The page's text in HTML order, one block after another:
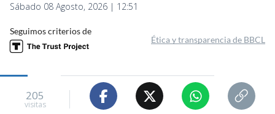
Sábado 08 Agosto, 2026 | 12:51
Seguimos criterios de
Ética y transparencia de BBCL
205
visitas